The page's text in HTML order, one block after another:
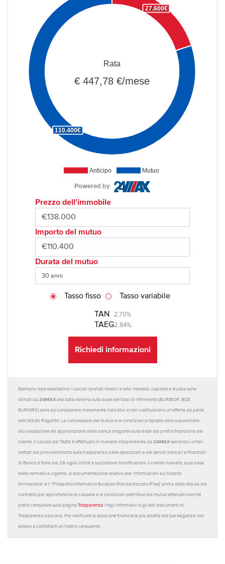
Anticipo Mutuo
27.600€
110.400€
Rata
€ 447,78 €/mese
Powered by
Prezzo dell'immobile
Importo del mutuo
Durata del mutuo
TAN 2,70%
TAEG2,84%
Tasso fisso Tasso variabile
Richiedi informazioni
Esempio rappresentativo: I calcoli riportati relativi a rate, interessi, capitale e durata sono
stimati da 24MAX alla data odierna sulla base dei tassi di riferimento (EURIBOR, BCE,
EUROIRS) sono da considerarsi meramente indicativi e non costituiscono un'offerta da parte
dell'Istituto Rogante. La concessione del mutuo e le condizioni proposte sono subordinate
alla valutazione ed approvazione della banca erogante sulla base del profilo finanziario del
cliente. Il calcolo del TAEG è effettuato in maniera indipendente da 24MAX secondo i criteri
dettati dal provvedimento sulla trasparenza delle operazioni e dei servizi bancari e finanziari
di Banca d'Italia del 29 luglio 2009 e successive modificazioni. Il cliente riceverà, sulla base
della normativa vigente, la documentazione relativa alle 'Informazioni sul Credito
Immobiliare' e il “Prospetto Informativo Europeo Standardizzato (Pies)' prima della stipula del
contratto per approfondire le clausole e le condizioni definitive del mutuo ottenuto nonché
potrà consultare sulla pagina Trasparenza i fogli informativi e gli altri documenti di
Trasparenza bancaria. Per verificare la soluzione finanziaria più adatta alle tue esigenze non
esitare a contattare un nostro consulente.